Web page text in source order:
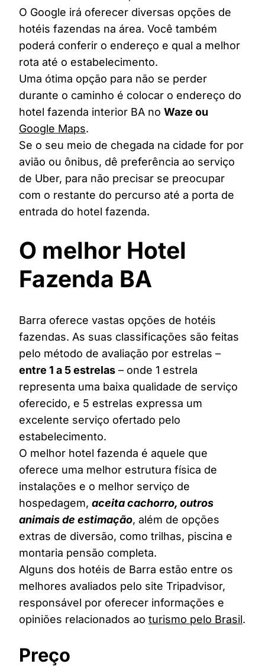
O Google irá oferecer diversas opções de
hotéis fazendas na área. Você também
poderá conferir o endereço e qual a melhor
rota até o estabelecimento.
Uma ótima opção para não se perder
durante o caminho é colocar o endereço do
hotel fazenda interior BA no Waze ou
Google Maps.
Se o seu meio de chegada na cidade for por
avião ou ônibus, dê preferência ao serviço
de Uber, para não precisar se preocupar
com o restante do percurso até a porta de
entrada do hotel fazenda.
O melhor Hotel
Fazenda BA
Barra oferece vastas opções de hotéis
fazendas. As suas classificações são feitas
pelo método de avaliação por estrelas –
entre 1 a 5 estrelas – onde 1 estrela
representa uma baixa qualidade de serviço
oferecido, e 5 estrelas expressa um
excelente serviço ofertado pelo
estabelecimento.
O melhor hotel fazenda é aquele que
oferece uma melhor estrutura física de
instalações e o melhor serviço de
hospedagem, aceita cachorro, outros
animais de estimação, além de opções
extras de diversão, como trilhas, piscina e
montaria pensão completa.
Alguns dos hotéis de Barra estão entre os
melhores avaliados pelo site Tripadvisor,
responsável por oferecer informações e
opiniões relacionados ao turismo pelo Brasil.
Preço